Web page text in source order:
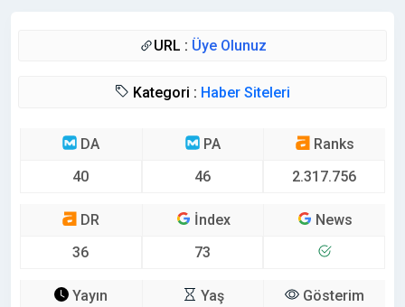
URL : Üye Olunuz
Kategori : Haber Siteleri
DA
40
PA
46
Ranks
2.317.756
DR
36
İndex
73
News
Yayın
Yaş
Gösterim